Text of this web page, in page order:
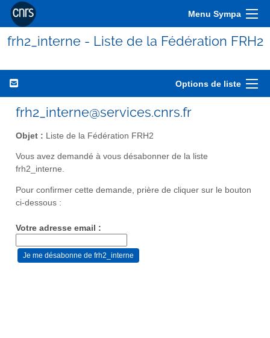
Menu Sympa
frh2_interne - Liste de la Fédération FRH2
Options de liste
frh2_interne@services.cnrs.fr
Objet : Liste de la Fédération FRH2
Vous avez demandé à vous désabonner de la liste
frh2_interne.
Pour confirmer cette demande, prière de cliquer sur le bouton
ci-dessous :
Votre adresse email :